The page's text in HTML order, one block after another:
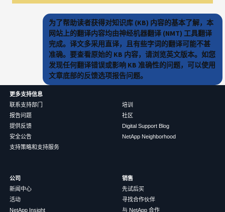
为了帮助读者获得对知识库 (KB) 内容的基本了解，本
网站上的翻译内容均由神经机器翻译 (NMT) 工具翻译
完成。译文多采用直译，且有些字词的翻译可能不甚
准确。要查看原始的 KB 内容，请浏览英文版本。如您
发现任何翻译错误或影响 KB 准确性的问题，可以使用
文章底部的反馈选项报告问题。
更多支持信息
联系支持部门
报告问题
提供反馈
安全公告
支持策略和支持服务
培训
社区
Digital Support Blog
NetApp Neighborhood
公司
新闻中心
活动
NetApp Insight
销售
先试后买
寻找合作伙伴
与 NetApp 合作